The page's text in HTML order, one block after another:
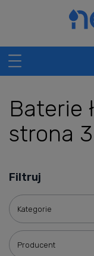
Baterie
strona 3
Filtruj
Kategorie
Producent